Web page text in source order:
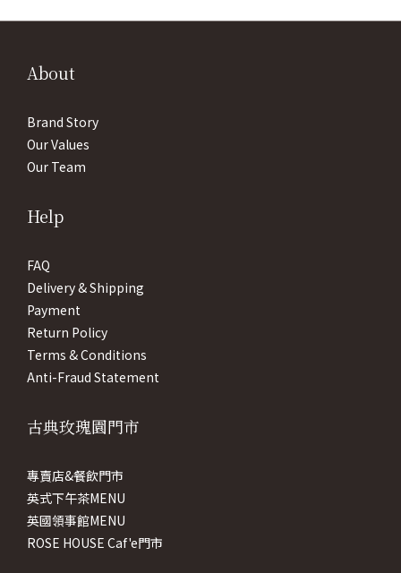
About
Brand Story
Our Values
Our Team
Help
FAQ
Delivery & Shipping
Payment
Return Policy
Terms & Conditions
Anti-Fraud Statement
古典玫瑰園門市
專賣店&餐飲門市
英式下午茶MENU
英國領事館MENU
ROSE HOUSE Caf'e門市